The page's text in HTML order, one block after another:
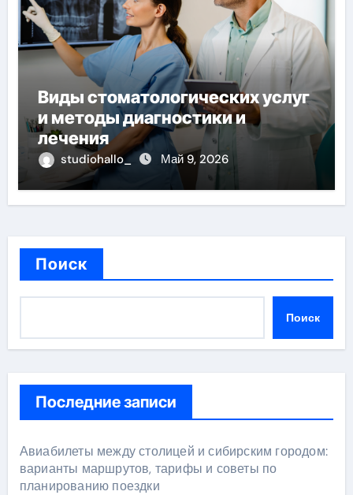
Виды стоматологических услуг
и методы диагностики и
лечения
studiohallo_ Май 9, 2026
Поиск
Поиск
Последние записи
Авиабилеты между столицей и сибирским городом:
варианты маршрутов, тарифы и советы по
планированию поездки